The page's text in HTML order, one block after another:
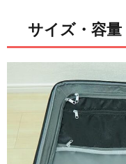
サイズ・容量